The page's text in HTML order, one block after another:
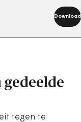
Download
gedeelde
tegen te